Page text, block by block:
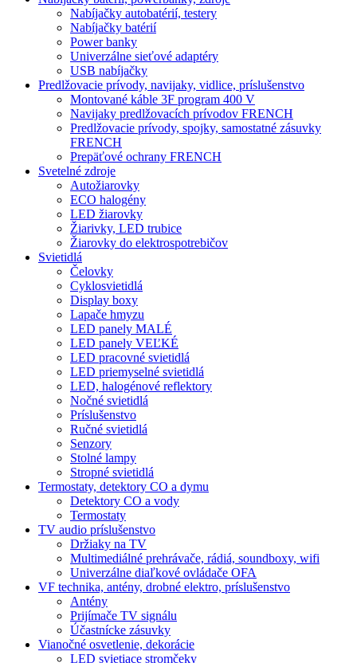
Nabíjačky autobatérií, testery
Nabíjačky batérií
Power banky
Univerzálne sieťové adaptéry
USB nabíjačky
Predlžovacie prívody, navijaky, vidlice, príslušenstvo
Montované káble 3F program 400 V
Navijaky predlžovacích prívodov FRENCH
Predlžovacie prívody, spojky, samostatné zásuvky
FRENCH
Prepäťové ochrany FRENCH
Svetelné zdroje
Autožiarovky
ECO halogény
LED žiarovky
Žiarivky, LED trubice
Žiarovky do elektrospotrebičov
Svietidlá
Čelovky
Cyklosvietidlá
Display boxy
Lapače hmyzu
LED panely MALÉ
LED panely VEĽKÉ
LED pracovné svietidlá
LED priemyselné svietidlá
LED, halogénové reflektory
Nočné svietidlá
Príslušenstvo
Ručné svietidlá
Senzory
Stolné lampy
Stropné svietidlá
Termostaty, detektory CO a dymu
Detektory CO a vody
Termostaty
TV audio príslušenstvo
Držiaky na TV
Multimediálné prehrávače, rádiá, soundboxy, wifi
Univerzálne diaľkové ovládače OFA
VF technika, antény, drobné elektro, príslušenstvo
Antény
Prijímače TV signálu
Účastnícke zásuvky
Vianočné osvetlenie, dekorácie
LED svietiace stromčeky